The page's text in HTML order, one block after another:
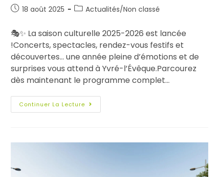
18 août 2025 Actualités/Non classé
🎭✨ La saison culturelle 2025-2026 est lancée
!Concerts, spectacles, rendez-vous festifs et
découvertes… une année pleine d’émotions et de
surprises vous attend à Yvré-l’Évêque.Parcourez
dès maintenant le programme complet…
Continuer La Lecture